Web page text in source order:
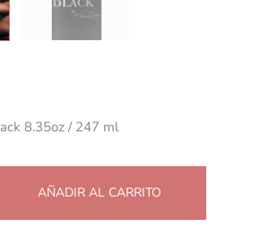
8.35oz / 247 ml
AÑADIR AL CARRITO